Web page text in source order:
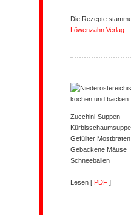
Die Rezepte
Löwenzahn Verlag
kochen und backen:
Zucchini-Suppen
Kürbisschaumsuppe
Gefüllter Mostbraten
Gebackene Mäuse
Schneeballen
Lesen [ PDF ]